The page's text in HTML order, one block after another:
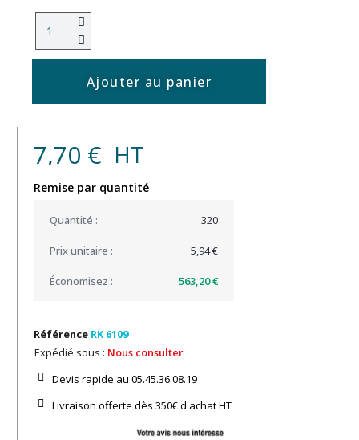
Ajouter au panier
7,70 € HT
Remise par quantité
320
5,94 €
563,20 €
Référence RK 6109
Expédié sous : Nous consulter
Devis rapide au 05.45.36.08.19​
Livraison offerte dès 350€ d'achat​ HT